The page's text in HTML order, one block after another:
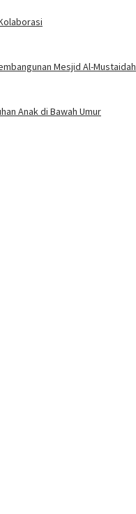
Mesjid Al-Mustaidah
Anak di Bawah Umur